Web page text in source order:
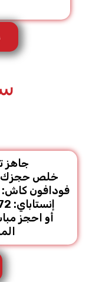
جاهز
خلص حجزك
فودافون كاش: 01098577047
إنستاباي: 01153081372
أو احجز